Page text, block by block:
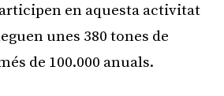
en aquesta activitat
unes 380 tones de
de 100.000 anuals.